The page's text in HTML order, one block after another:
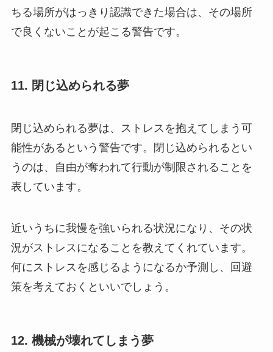
ちる場所がはっきり認識できた場合は、その場所
で良くないことが起こる警告です。
11. 閉じ込められる夢
閉じ込められる夢は、ストレスを抱えてしまう可
能性があるという警告です。閉じ込められるとい
うのは、自由が奪われて行動が制限されることを
表しています。
近いうちに我慢を強いられる状況になり、その状
況がストレスになることを教えてくれています。
何にストレスを感じるようになるか予測し、回避
策を考えておくといいでしょう。
12. 機械が壊れてしまう夢